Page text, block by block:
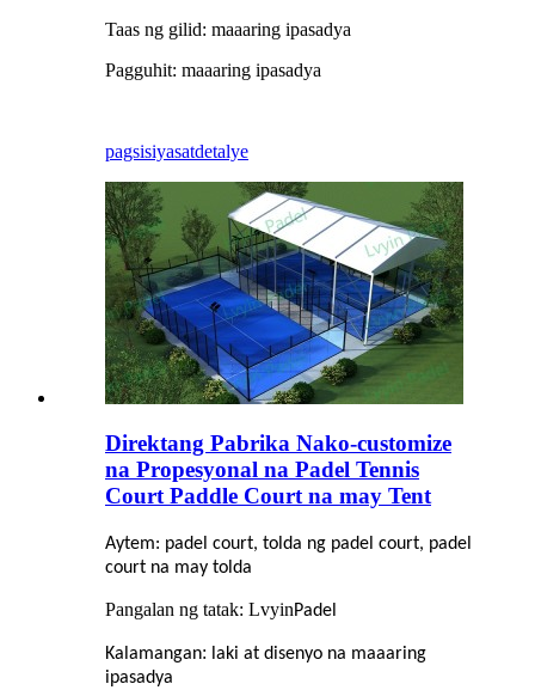
Taas ng gilid: maaaring ipasadya
Pagguhit: maaaring ipasadya
pagsisiyasatdetalye
Direktang Pabrika Nako-customize
na Propesyonal na Padel Tennis
Court Paddle Court na may Tent
Aytem: padel court, tolda ng padel court, padel
court na may tolda
Pangalan ng tatak: LvyinPadel
Kalamangan: laki at disenyo na maaaring
ipasadya